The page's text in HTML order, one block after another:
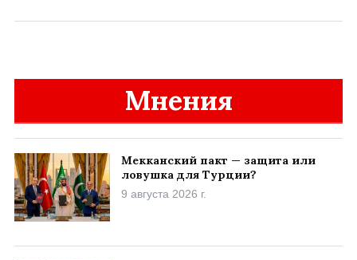
Мнения
Мекканский пакт — защита или
ловушка для Турции?
9 августа 2026 г.